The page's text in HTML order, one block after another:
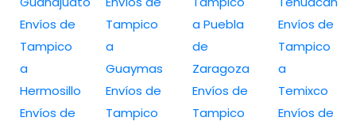
Envíos de
Tampico
a
Hermosillo
Envíos de
Tampico
a
Guaymas
Envíos de
Tampico
a Puebla
de
Zaragoza
Envíos de
Tampico
Envíos de
Tampico
a
Temixco
Envíos de